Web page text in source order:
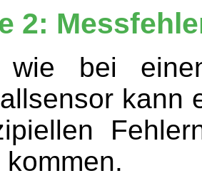
2:
wie bei
kann